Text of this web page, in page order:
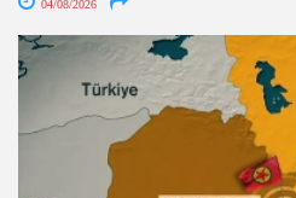
04/08/2026